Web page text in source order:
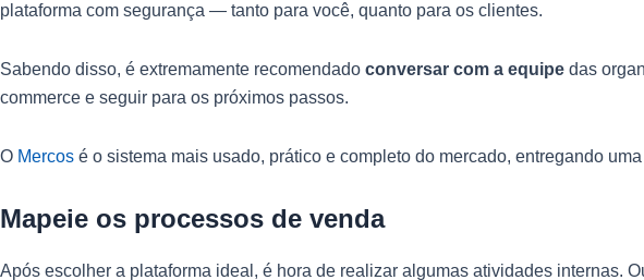
plataforma com segurança — tanto para você, quanto para os clientes.
Sabendo disso, é extremamente recomendado conversar com a equipe das
commerce e seguir para os próximos passos.
O Mercos é o sistema mais usado, prático e completo do mercado, entregando
Mapeie os processos de venda
Após escolher a plataforma ideal, é hora de realizar algumas atividades internas.